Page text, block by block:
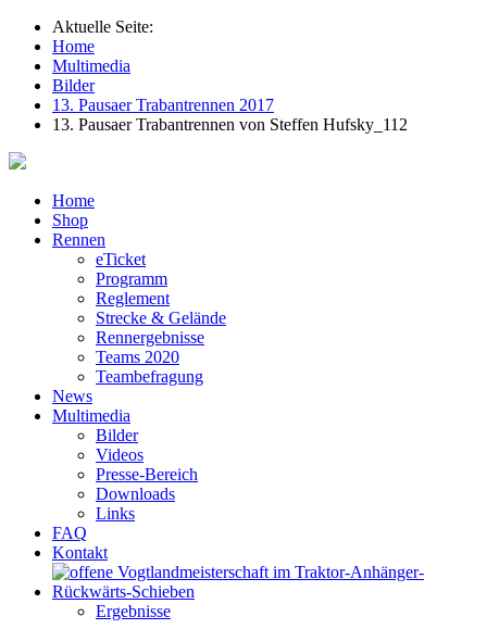
Aktuelle Seite:
Home
Multimedia
Bilder
13. Pausaer Trabantrennen 2017
13. Pausaer Trabantrennen von Steffen Hufsky_112
Home
Shop
Rennen
eTicket
Programm
Reglement
Strecke & Gelände
Rennergebnisse
Teams 2020
Teambefragung
News
Multimedia
Bilder
Videos
Presse-Bereich
Downloads
Links
FAQ
Kontakt
Ergebnisse